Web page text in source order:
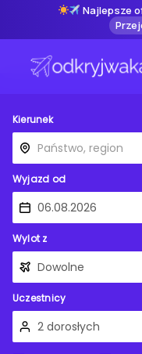
Najlepsze
Kierunek
Wyjazd od
Wylot z
Uczestnicy